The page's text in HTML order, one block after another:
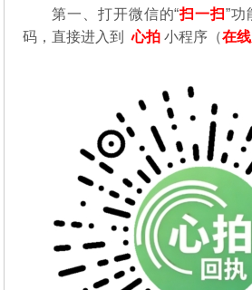
第一、打开微信的“扫一扫”功
码，直接进入到心拍 小程序（在